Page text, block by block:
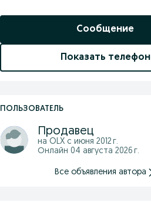
Сообщение
Показать телефон
ПОЛЬЗОВАТЕЛЬ
Продавец
на OLX с июня 2012 г.
Онлайн 04 августа 2026 г.
Все объявления автора